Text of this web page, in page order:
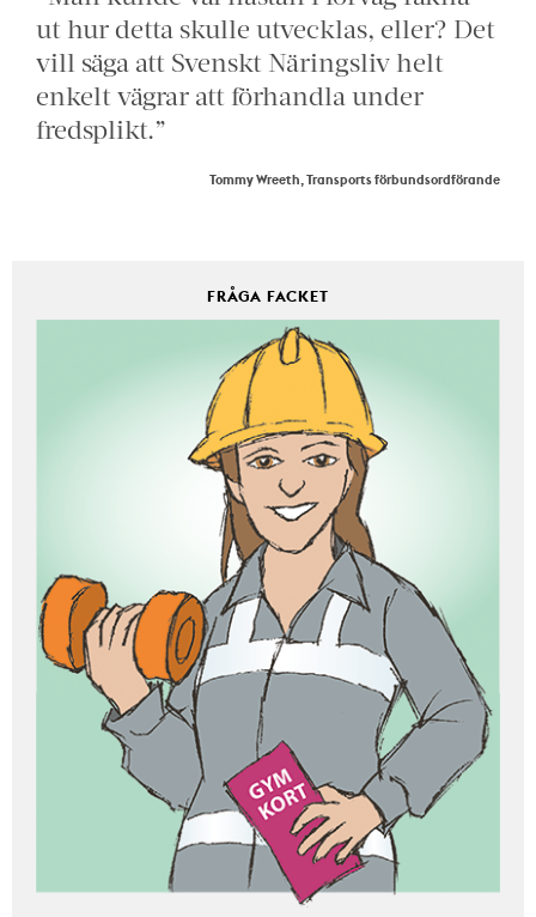
ut hur detta skulle utvecklas, eller? Det
vill säga att Svenskt Näringsliv helt
enkelt vägrar att förhandla under
fredsplikt.”
Tommy Wreeth, Transports förbundsordförande
FRÅGA FACKET